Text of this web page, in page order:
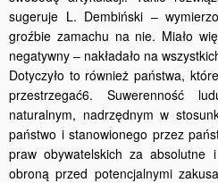
sugeruje L. Dembiński –
groźbie zama­chu na nie. Miało
negatywny – nakładało na
Dotyczyło to również państwa,
przestrzegać6. Suwerenność
naturalnym, nadrzędnym w
państwo i stanowionego przez
praw obywatelskich za absolutne
obroną przed potencjalnymi